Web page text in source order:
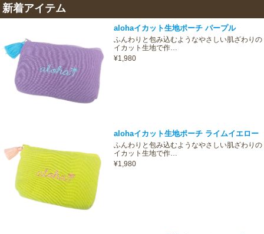
新着アイテム
alohaイカット生地ポーチ パープル
ふんわりと包み込むようなやさしい肌ざわりの
イカット生地で作…
¥1,980
alohaイカット生地ポーチ ライムイエロー
ふんわりと包み込むようなやさしい肌ざわりの
イカット生地で作…
¥1,980